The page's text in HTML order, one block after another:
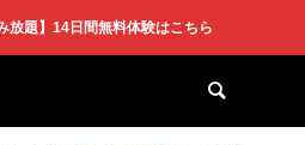
放題】14日間無料体験はこちら